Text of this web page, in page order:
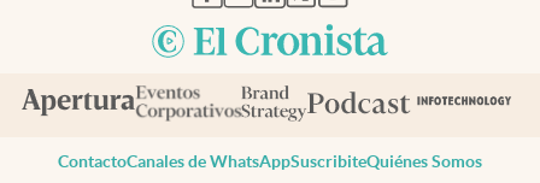
ContactoCanales de WhatsAppSuscribiteQuiénes Somos